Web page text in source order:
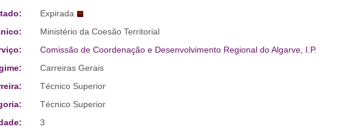
Expirada
Ministério da Coesão Territorial
Comissão de Coordenação e Desenvolvimento Regional do Algarve, I.P.
Carreiras Gerais
Técnico Superior
Técnico Superior
3